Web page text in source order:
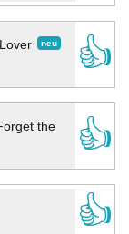
neu 👍
the
👍
👍